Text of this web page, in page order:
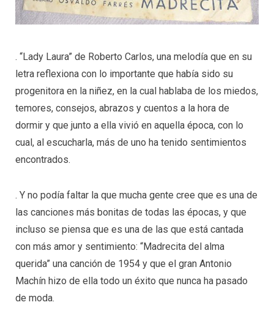
. “Lady Laura” de Roberto Carlos, una melodía que en su
letra reflexiona con lo importante que había sido su
progenitora en la niñez, en la cual hablaba de los miedos,
temores, consejos, abrazos y cuentos a la hora de
dormir y que junto a ella vivió en aquella época, con lo
cual, al escucharla, más de uno ha tenido sentimientos
encontrados.
. Y no podía faltar la que mucha gente cree que es una de
las canciones más bonitas de todas las épocas, y que
incluso se piensa que es una de las que está cantada
con más amor y sentimiento: “Madrecita del alma
querida” una canción de 1954 y que el gran Antonio
Machín hizo de ella todo un éxito que nunca ha pasado
de moda.